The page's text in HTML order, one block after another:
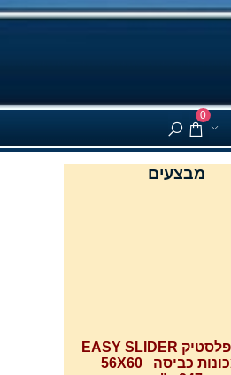
0
מבצעים
למכונות כביסה 56X60
247ש"ח